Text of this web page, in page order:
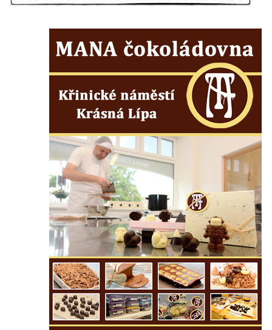
vstupu do poutního místa Římov
Liberci
Pamětní deska Vojtěcha Kocmicha na
domě čp. 37 v ulici Betlém v Římově
Pomník na paměť zrušení roboty v Plavu
Socha vodníka v Plavu
Třebušíně
Pamětní deska Johanna Nepomuka
Fischera na domě čp. 5/16 na třídě 9.
května v Rumburku
Pamětní deska Johanna Neumanna
severně od Tokáně
Obrázek svatého Huberta na buku svatého
Huberta
Obrázek svatého Jakuba na skále u cesty
východně od Srbské Kamenice
Busta Jana Amose Komenského na domě